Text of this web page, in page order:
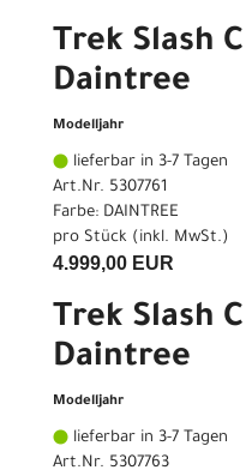
Trek Slash C
Daintree
Modelljahr
lieferbar in 3-7 Tagen
Art.Nr. 5307761
Farbe: DAINTREE
pro Stück (inkl. MwSt.)
4.999,00 EUR
Trek Slash
Daintree
Modelljahr
lieferbar in 3-7 Tagen
Art.Nr. 5307763